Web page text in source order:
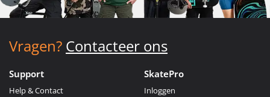
Vragen? Contacteer ons
Support
Help & Contact
SkatePro
Inloggen